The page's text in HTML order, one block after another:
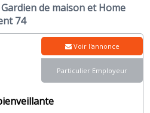
de maison et Home
74
Voir l'annonce
Particulier Employeur